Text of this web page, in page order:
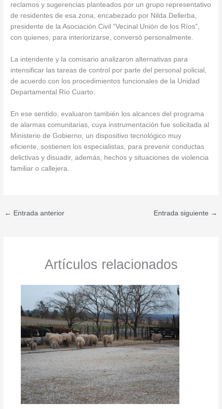
reclamos y sugerencias planteados por un grupo representativo
de residentes de esa zona, encabezado por Nilda Dellerba,
presidente de la Asociación Civil “Vecinal Unión de los Ríos”,
con quienes, para interiorizarse, conversó personalmente.
La intendente y la comisario analizaron alternativas para
intensificar las tareas de control por parte del personal policial,
de acuerdo con los procedimientos funcionales de la Unidad
Departamental Río Cuarto.
En ese sentido, evaluaron también los alcances del programa
de alarmas comunitarias, cuya instrumentación fue solicitada al
Ministerio de Gobierno; un dispositivo tecnológico muy
eficiente, sostienen los especialistas, para prevenir conductas
delictivas y disuadir, además, hechos y situaciones de violencia
familiar o callejera.
← Entrada anterior Entrada siguiente →
Artículos relacionados